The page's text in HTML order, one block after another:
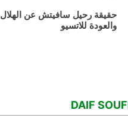
حقيقة رحيل سافيتش عن الهلال
والعودة للاتسيو
DAIF